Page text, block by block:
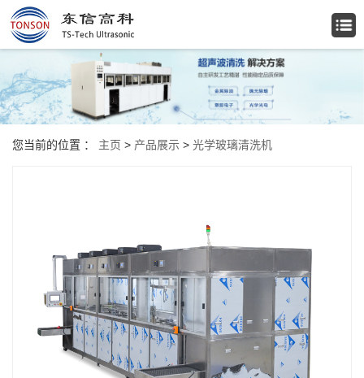
您当前的位置 ： 主页 > 产品展示 > 光学玻璃清洗机